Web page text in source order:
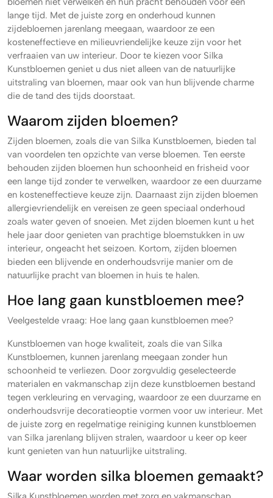
lange tijd. Met de juiste zorg en onderhoud kunnen
zijdebloemen jarenlang meegaan, waardoor ze een
kosteneffectieve en milieuvriendelijke keuze zijn voor het
verfraaien van uw interieur. Door te kiezen voor Silka
Kunstbloemen geniet u dus niet alleen van de natuurlijke
uitstraling van bloemen, maar ook van hun blijvende charme
die de tand des tijds doorstaat.
Waarom zijden bloemen?
Zijden bloemen, zoals die van Silka Kunstbloemen, bieden tal
van voordelen ten opzichte van verse bloemen. Ten eerste
behouden zijden bloemen hun schoonheid en frisheid voor
een lange tijd zonder te verwelken, waardoor ze een duurzame
en kosteneffectieve keuze zijn. Daarnaast zijn zijden bloemen
allergievriendelijk en vereisen ze geen speciaal onderhoud
zoals water geven of snoeien. Met zijden bloemen kunt u het
hele jaar door genieten van prachtige bloemstukken in uw
interieur, ongeacht het seizoen. Kortom, zijden bloemen
bieden een blijvende en onderhoudsvrije manier om de
natuurlijke pracht van bloemen in huis te halen.
Hoe lang gaan kunstbloemen mee?
Veelgestelde vraag: Hoe lang gaan kunstbloemen mee?
Kunstbloemen van hoge kwaliteit, zoals die van Silka
Kunstbloemen, kunnen jarenlang meegaan zonder hun
schoonheid te verliezen. Door zorgvuldig geselecteerde
materialen en vakmanschap zijn deze kunstbloemen bestand
tegen verkleuring en vervaging, waardoor ze een duurzame en
onderhoudsvrije decoratieoptie vormen voor uw interieur. Met
de juiste zorg en regelmatige reiniging kunnen kunstbloemen
van Silka jarenlang blijven stralen, waardoor u keer op keer
kunt genieten van hun natuurlijke uitstraling.
Waar worden silka bloemen gemaakt?